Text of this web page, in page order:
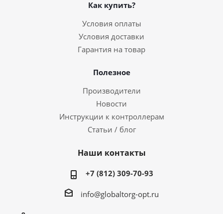
Как купить?
Условия оплаты
Условия доставки
Гарантия на товар
Полезное
Производители
Новости
Инструкции к контроллерам
Статьи / блог
Наши контакты
+7 (812) 309-70-93
info@globaltorg-opt.ru